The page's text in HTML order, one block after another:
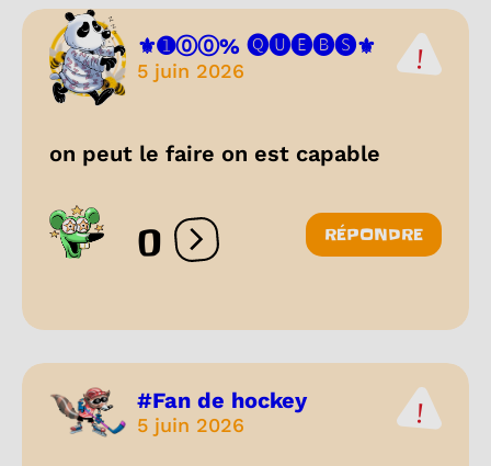
⚜️➊⓪⓪% 🅠🅤🅔🅑🅢⚜️
5 juin 2026
on peut le faire on est capable
0 Ouvrir les réactions
RÉPONDRE
#Fan de hockey
5 juin 2026